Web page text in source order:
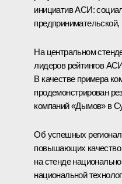
инициатив АСИ:
предпринимательской,
На центральном
лидеров рейтингов
В качестве примера
продемонстрирован
компаний «Дымов» в
Об успешных
повышающих качество
на стенде
национальной